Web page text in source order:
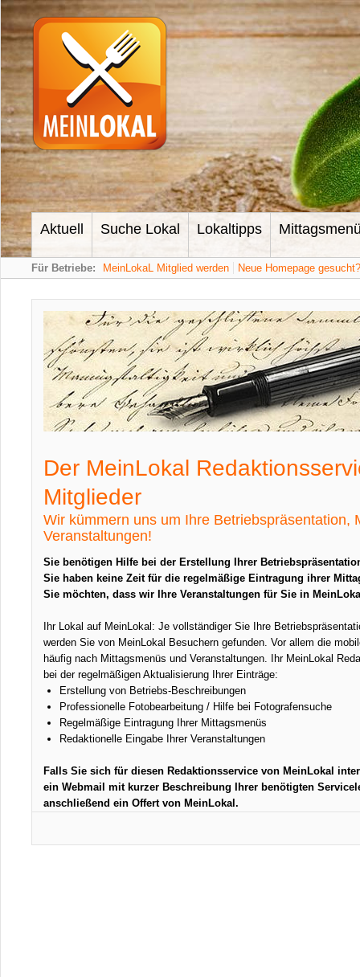
Aktuell Suche Lokal Lokaltipps
Für Betriebe: MeinLokaL Mitglied werden Neue Homepage gesucht?
Der MeinLokal
Mitglieder
Wir kümmern uns um Ihre Betriebspräsentation,
Veranstaltungen!
Sie benötigen Hilfe bei der Erstellung Ihrer
Sie haben keine Zeit für die regelmäßige Eintragung ihrer
Sie möchten, dass wir Ihre Veranstaltungen für Sie in
Ihr Lokal auf MeinLokal: Je vollständiger Sie Ihre
werden Sie von MeinLokal Besuchern gefunden. Vor allem die
häufig nach Mittagsmenüs und Veranstaltungen. Ihr MeinLokal
bei der regelmäßigen Aktualisierung Ihrer Einträge:
Erstellung von Betriebs-Beschreibungen
Professionelle Fotobearbeitung / Hilfe bei Fotografensuche
Regelmäßige Eintragung Ihrer Mittagsmenüs
Redaktionelle Eingabe Ihrer Veranstaltungen
Falls Sie sich für diesen Redaktionsservice von MeinLokal
ein Webmail mit kurzer Beschreibung Ihrer benötigten
anschließend ein Offert von MeinLokal.